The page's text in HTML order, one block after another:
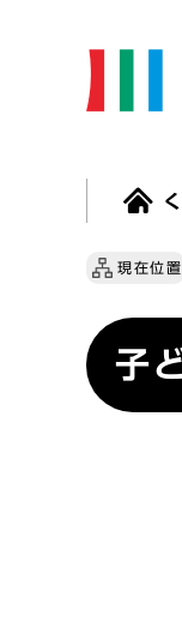
現在位置
子